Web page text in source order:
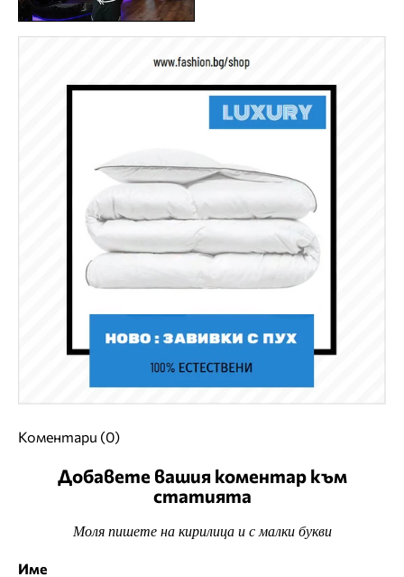
Коментари (0)
Добавете вашия коментар към
статията
Моля пишете на кирилица и с малки букви
Име